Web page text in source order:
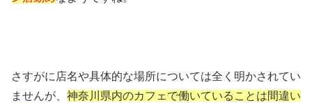
さすがに店名や具体的な場所については全く明かされてい
ませんが、 神奈川県内のカフェで働いていることは間違い